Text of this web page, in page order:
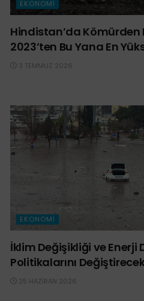
EKONOMI
Hindistan’da Kömürden
2023’ten Bu Yana En
3 TEMMUZ 2026
EKONOMI
İklim Değişikliği ve Enerji
Politikalarını
25 HAZIRAN 2026